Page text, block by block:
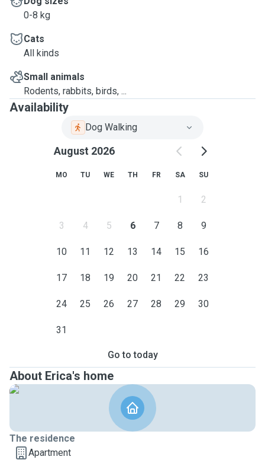
0-8 kg
Cats
All kinds
Small animals
Rodents, rabbits, birds, ...
Availability
Dog Walking
August 2026
MO TU WE TH FR SA SU
1 2
3 4 5 6 7 8 9
10 11 12 13 14 15 16
17 18 19 20 21 22 23
24 25 26 27 28 29 30
31
Go to today
About Erica's home
The residence
Apartment